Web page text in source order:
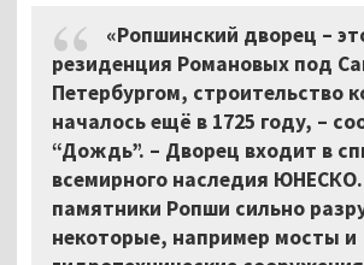
«Ропшинский дворец –
резиденция Романовых под
Петербургом, строительство
началось ещё в 1725 году, –
“Дождь”. – Дворец входит в
всемирного наследия
памятники Ропши сильно
некоторые, например мосты и